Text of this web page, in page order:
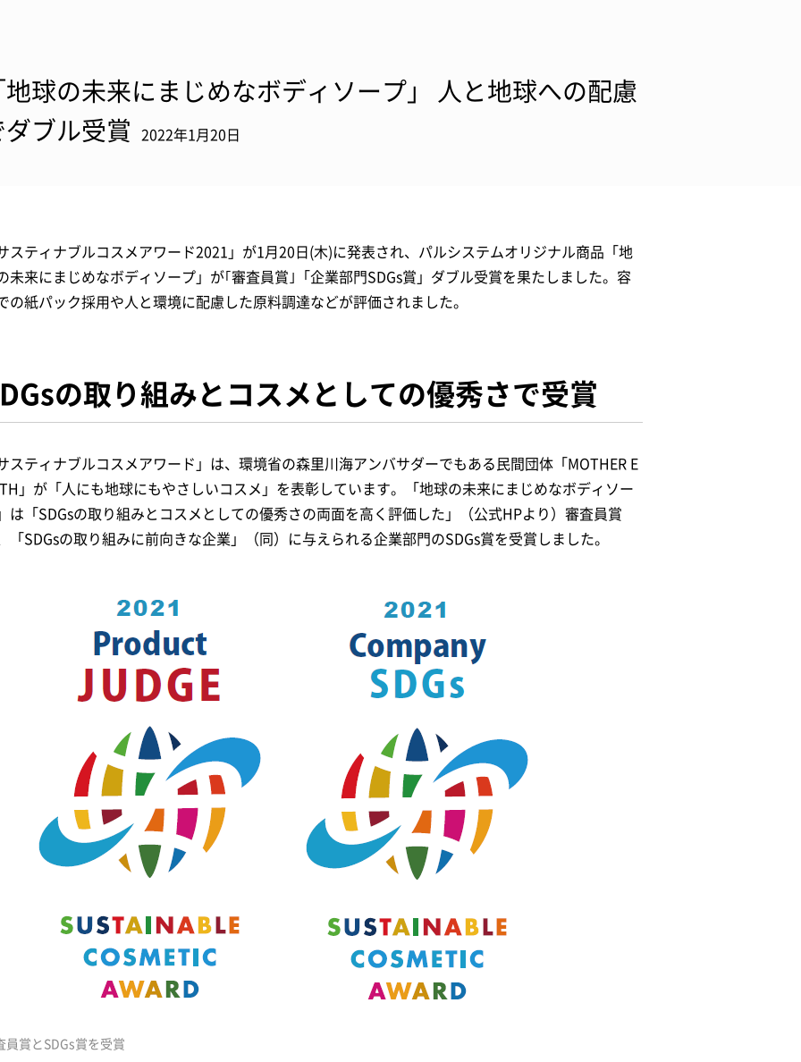
地球の未来にまじめなボディソープ」 人と地球への配慮
ダブル受賞
2022年1月20日
スティナブルコスメアワード2021」が1月20日(木)に発表され、パルシステムオリジナル商品「地
未来にまじめなボディソープ」が｢審査員賞｣「企業部門SDGs賞」ダブル受賞を果たしました。容
の紙パック採用や人と環境に配慮した原料調達などが評価されました。
の取り組みとコスメとしての優秀さで受賞
スティナブルコスメアワード」は、環境省の森里川海アンバサダーでもある民間団体「MOTHER E
」が「人にも地球にもやさしいコスメ」を表彰しています。「地球の未来にまじめなボディソー
は「SDGsの取り組みとコスメとしての優秀さの両面を高く評価した」（公式HPより）審査員賞
「SDGsの取り組みに前向きな企業」（同）に与えられる企業部門のSDGs賞を受賞しました。
員賞とSDGs賞を受賞